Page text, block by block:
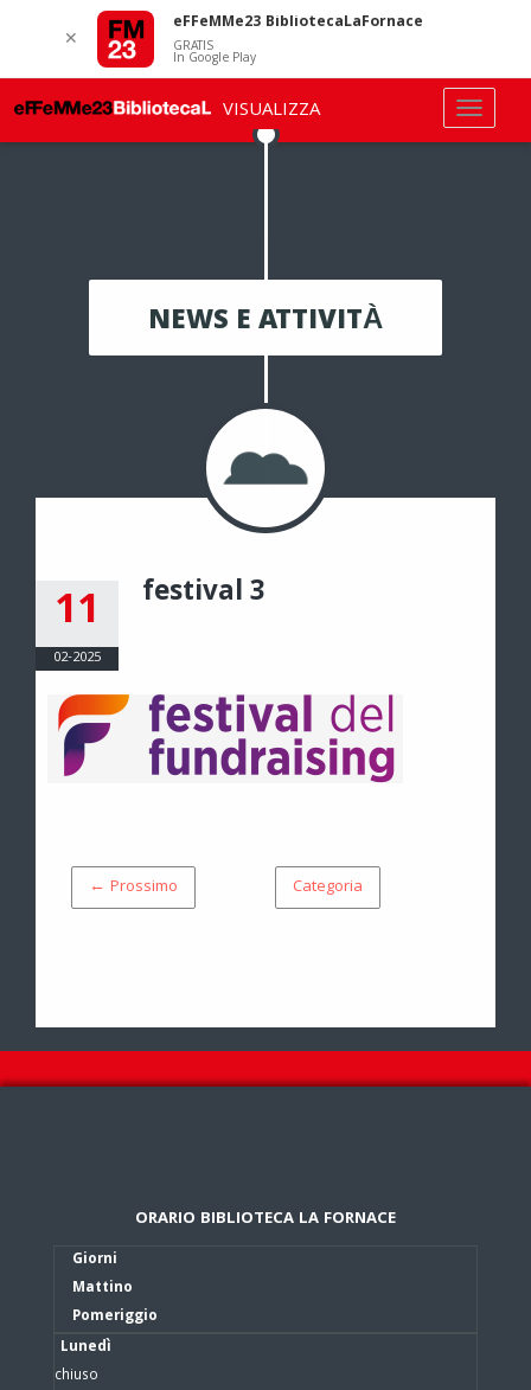
NEWS E ATTIVITÀ
11
02-2025
festival 3
← Prossimo Categoria
ORARIO BIBLIOTECA LA FORNACE
Giorni
Mattino
Pomeriggio
Lunedì
chiuso
✕
eFFeMMe23 BibliotecaLaFornace
GRATIS
In Google Play
VISUALIZZA